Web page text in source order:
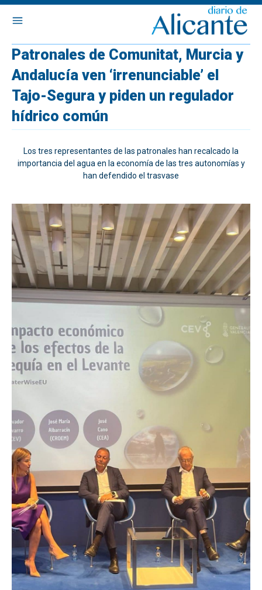
Patronales de Comunitat, Murcia y
Andalucía ven ‘irrenunciable’ el
Tajo-Segura y piden un regulador
hídrico común
Los tres representantes de las patronales han recalcado la
importancia del agua en la economía de las tres autonomías y
han defendido el trasvase